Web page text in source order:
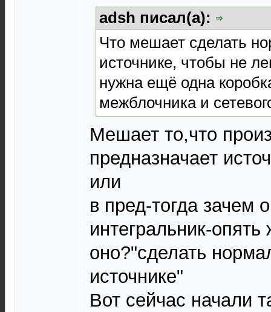
adsh писал(а):
Что мешает сделать
источнике, чтобы не
нужна ещё одна
межблочника и
Мешает то,что
предназначает
или
в пред-тогда зачем
интегральник-
оно?"сделать
источнике"
Вот сейчас начали